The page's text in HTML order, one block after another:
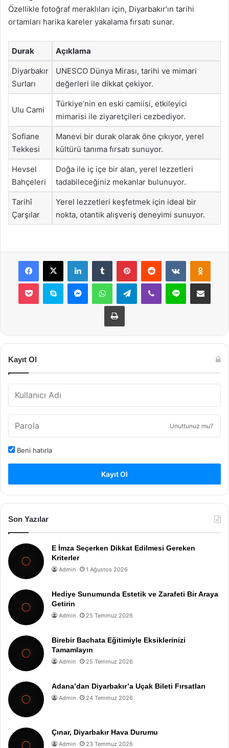
Özellikle fotoğraf meraklıları için, Diyarbakır’ın tarihi
ortamları harika kareler yakalama fırsatı sunar.
Durak Açıklama
Diyarbakır
Surları
UNESCO Dünya Mirası, tarihi ve mimari
değerleri ile dikkat çekiyor.
Ulu Cami
Türkiye’nin en eski camiisi, etkileyici
mimarisi ile ziyaretçileri cezbediyor.
Sofiane
Tekkesi
Manevi bir durak olarak öne çıkıyor, yerel
kültürü tanıma fırsatı sunuyor.
Hevsel
Bahçeleri
Doğa ile iç içe bir alan, yerel lezzetleri
tadabileceğiniz mekanlar bulunuyor.
Tarihî
Çarşılar
Yerel lezzetleri keşfetmek için ideal bir
nokta, otantik alışveriş deneyimi sunuyor.
Facebook
X LinkedInTumblr PinterestReddit VKontakte
Pocket Skype MessengerWhatsAppTelegramViber Line E-Posta ile
Yazdır
Kayıt Ol
Unuttunuz mu?
Beni hatırla
Kayıt Ol
Son Yazılar
E İmza Seçerken Dikkat Edilmesi Gereken
Kriterler
Admin 1 Ağustos 2026
Hediye Sunumunda Estetik ve Zarafeti Bir Araya
Getirin
Admin 25 Temmuz 2026
Birebir Bachata Eğitimiyle Eksiklerinizi
Tamamlayın
Admin 25 Temmuz 2026
Adana’dan Diyarbakır’a Uçak Bileti Fırsatları
Admin 24 Temmuz 2026
Çınar, Diyarbakır Hava Durumu
Admin 23 Temmuz 2026